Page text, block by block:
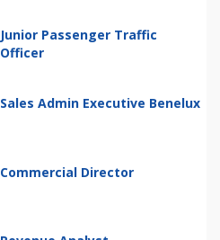
Junior Passenger Traffic
Officer
Sales Admin Executive Benelux
Commercial Director